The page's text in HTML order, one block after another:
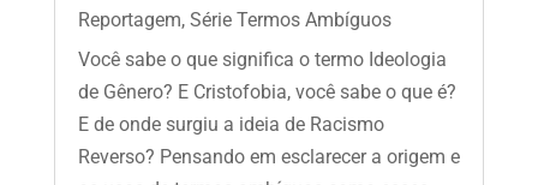
Reportagem, Série Termos Ambíguos
Você sabe o que significa o termo Ideologia
de Gênero? E Cristofobia, você sabe o que é?
E de onde surgiu a ideia de Racismo
Reverso? Pensando em esclarecer a origem e